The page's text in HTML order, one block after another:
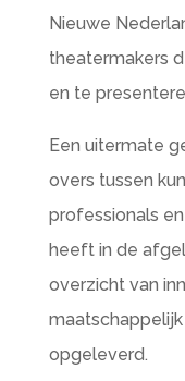
Nieuwe
theatermakers
en te
Een uitermate
overs tussen
professionals
heeft in de
overzicht van
opgeleverd.